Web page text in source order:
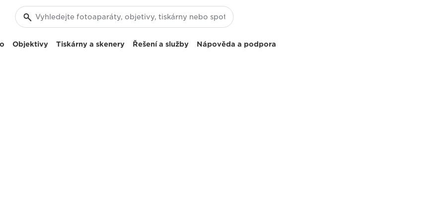
Objektivy Tiskárny a skenery Řešení a služby Nápověda a podpora